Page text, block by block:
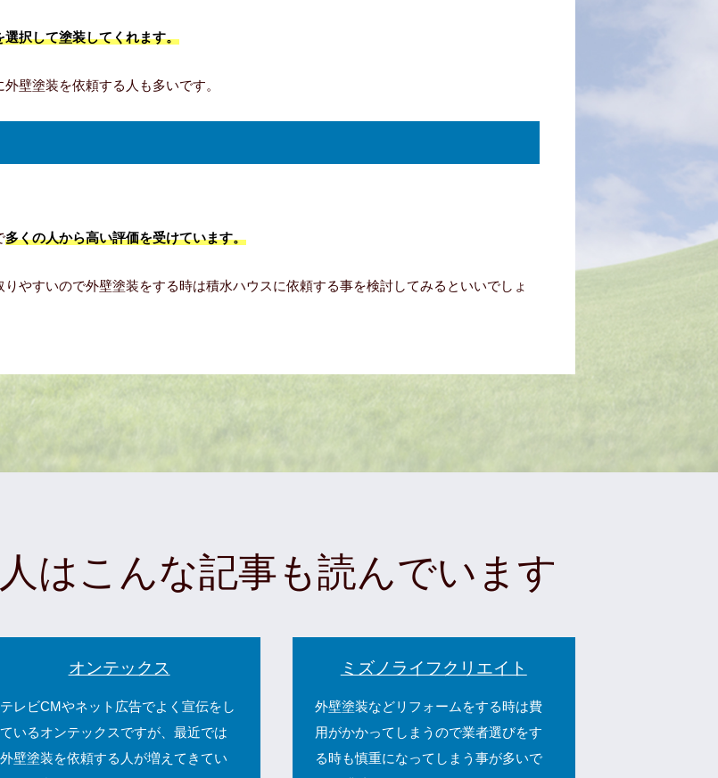
択して塗装してくれます。
壁塗装を依頼する人も多いです。
多くの人から高い評価を受けています。
やすいので外壁塗装をする時は積水ハウスに依頼する事を検討してみるといいでしょ
はこんな記事も読んでいます
オンテックス
テレビCMやネット広告でよく宣伝をし
ているオンテックスですが、最近では
外壁塗装を依頼する人が増えてきてい
ミズノライフクリエイト
外壁塗装などリフォームをする時は費
用がかかってしまうので業者選びをす
る時も慎重になってしまう事が多いで